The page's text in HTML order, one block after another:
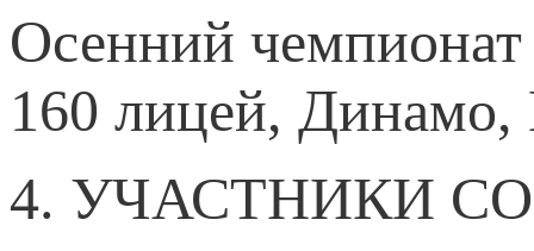
Осенний
160 лицей, Динамо,
4. УЧАСТНИКИ